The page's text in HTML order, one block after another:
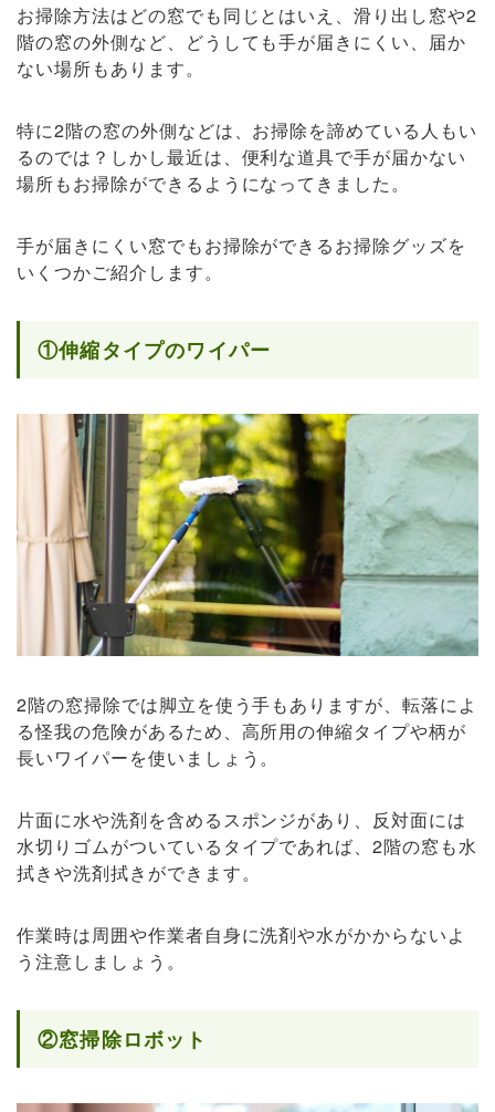
お掃除方法はどの窓でも同じとはいえ、滑り出し窓や2
階の窓の外側など、どうしても手が届きにくい、届か
ない場所もあります。
特に2階の窓の外側などは、お掃除を諦めている人もい
るのでは？しかし最近は、便利な道具で手が届かない
場所もお掃除ができるようになってきました。
手が届きにくい窓でもお掃除ができるお掃除グッズを
いくつかご紹介します。
①伸縮タイプのワイパー
2階の窓掃除では脚立を使う手もありますが、転落によ
る怪我の危険があるため、高所用の伸縮タイプや柄が
長いワイパーを使いましょう。
片面に水や洗剤を含めるスポンジがあり、反対面には
水切りゴムがついているタイプであれば、2階の窓も水
拭きや洗剤拭きができます。
作業時は周囲や作業者自身に洗剤や水がかからないよ
う注意しましょう。
②窓掃除ロボット